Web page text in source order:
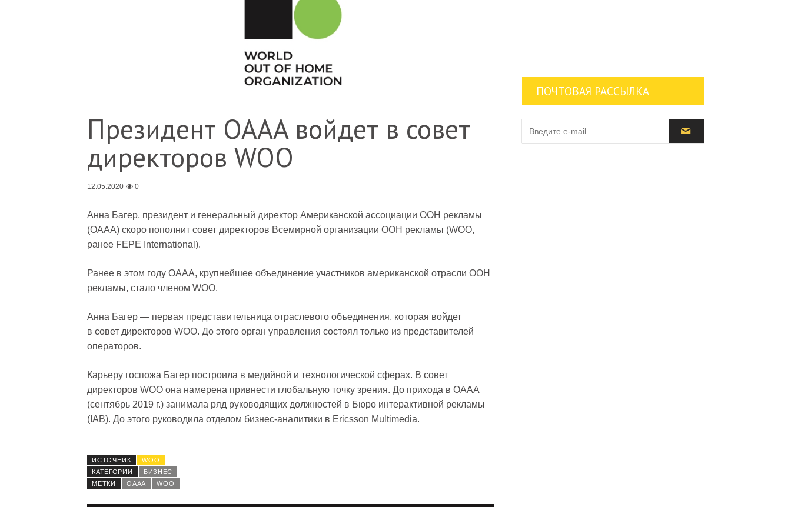
Президент OAAA войдет в совет
директоров WOO
12.05.2020 0
Анна Багер, президент и генеральный директор Американской ассоциации OOH рекламы
(OAAA) скоро пополнит совет директоров Всемирной организации OOH рекламы (WOO,
ранее FEPE International).
Ранее в этом году OAAA, крупнейшее объединение участников американской отрасли OOH
рекламы, стало членом WOO.
Анна Багер — первая представительница отраслевого объединения, которая войдет
в совет директоров WOO. До этого орган управления состоял только из представителей
операторов.
Карьеру госпожа Багер построила в медийной и технологической сферах. В совет
директоров WOO она намерена привнести глобальную точку зрения. До прихода в OAAA
(сентябрь 2019 г.) занимала ряд руководящих должностей в Бюро интерактивной рекламы
(IAB). До этого руководила отделом бизнес-аналитики в Ericsson Multimedia.
ИСТОЧНИК
WOO
КАТЕГОРИИ
БИЗНЕС
МЕТКИ
OAAA WOO
ПОЧТОВАЯ РАССЫЛКА